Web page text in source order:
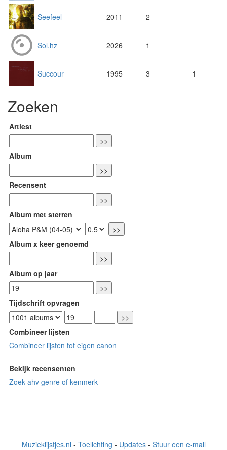
Seefeel 2011 2
Sol.hz 2026 1
Succour 1995 3 1
Zoeken
Artiest
Album
Recensent
Album met sterren
Album x keer genoemd
Album op jaar
Tijdschrift opvragen
Combineer lijsten
Combineer lijsten tot eigen canon
Bekijk recensenten
Zoek ahv genre of kenmerk
Muzieklijstjes.nl - Toelichting - Updates- Stuur een e-mail